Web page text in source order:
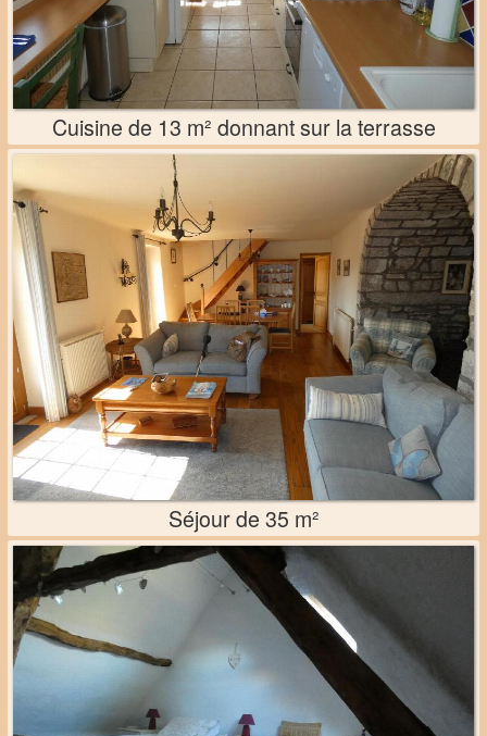
Cuisine de 13 m² donnant sur la terrasse
Séjour de 35 m²